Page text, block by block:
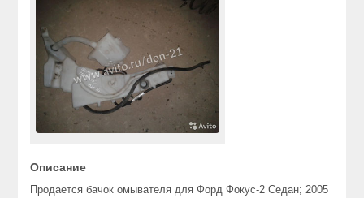
Описание
Продается бачок омывателя для Форд Фокус-2 Седан; 2005